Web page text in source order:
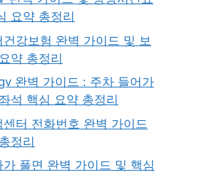
요약 총정리
강보험 완벽 가이드 및 보
약 총정리
완벽 가이드 : 주차 들어가
석 핵심 요약 총정리
센터 전화번호 완벽 가이드
정리
풀면 완벽 가이드 및 핵심